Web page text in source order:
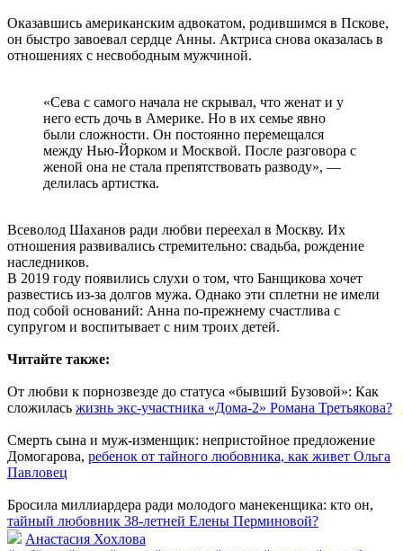
Оказавшись американским адвокатом, родившимся в Пскове,
он быстро завоевал сердце Анны. Актриса снова оказалась в
отношениях с несвободным мужчиной.
«Сева с самого начала не скрывал, что женат и у
него есть дочь в Америке. Но в их семье явно
были сложности. Он постоянно перемещался
между Нью-Йорком и Москвой. После разговора с
женой она не стала препятствовать разводу», —
делилась артистка.
Всеволод Шаханов ради любви переехал в Москву. Их
отношения развивались стремительно: свадьба, рождение
наследников.
В 2019 году появились слухи о том, что Банщикова хочет
развестись из-за долгов мужа. Однако эти сплетни не имели
под собой оснований: Анна по-прежнему счастлива с
супругом и воспитывает с ним троих детей.
Читайте также:
От любви к порнозвезде до статуса «бывший Бузовой»: Как
сложилась жизнь экс-участника «Дома-2» Романа Третьякова?
Смерть сына и муж-изменщик: непристойное предложение
Домогарова, ребенок от тайного любовника, как живет Ольга
Павловец
Бросила миллиардера ради молодого манекенщика: кто он,
тайный любовник 38-летней Елены Перминовой?
Анастасия Хохлова